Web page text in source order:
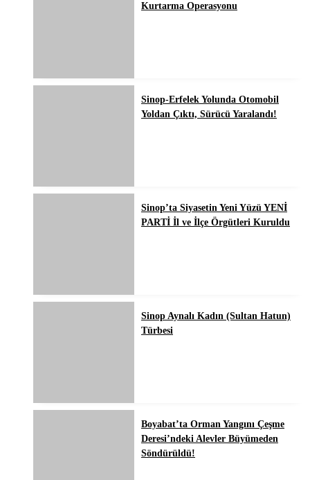
Kurtarma Operasyonu
Sinop-Erfelek Yolunda Otomobil
Yoldan Çıktı, Sürücü Yaralandı!
Sinop’ta Siyasetin Yeni Yüzü YENİ
PARTİ İl ve İlçe Örgütleri Kuruldu
Sinop Aynalı Kadın (Sultan Hatun)
Türbesi
Boyabat’ta Orman Yangını Çeşme
Deresi’ndeki Alevler Büyümeden
Söndürüldü!